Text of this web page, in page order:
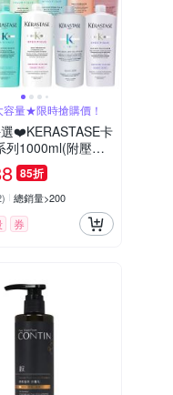
量★限時搶購價！
❤️KERASTASE卡
列1000ml(附壓頭/
)快速到貨
85折
) 總銷量>200
券